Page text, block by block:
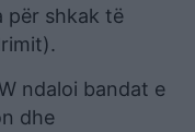
për shkak të
ndaloi bandat e
dhe